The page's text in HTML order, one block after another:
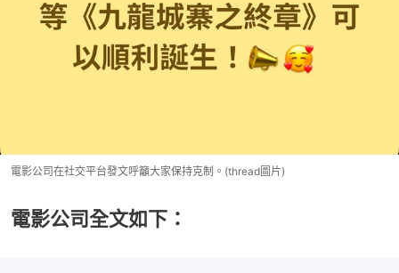
電影公司在社交平台發文呼籲大家保持克制。(thread圖片)
電影公司全文如下：